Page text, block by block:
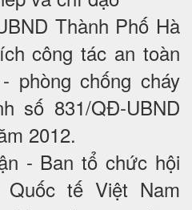
Thành Phố Hà
công tác an toàn
phòng chống cháy
số 831/QĐ-UBND
2012.
- Ban tổ chức hội
tế Việt Nam